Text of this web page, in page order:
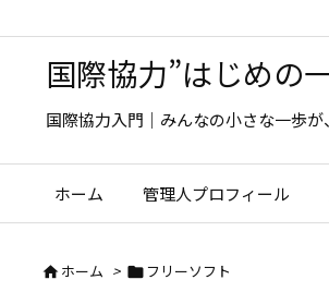
国際協力”はじめの
国際協力入門｜みんなの小さな一歩が
ホーム 管理人プロフィール
ホーム > フリーソフト